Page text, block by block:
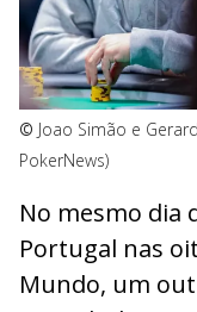
© Joao Simão e
PokerNews)
No mesmo dia
Portugal nas
Mundo, um